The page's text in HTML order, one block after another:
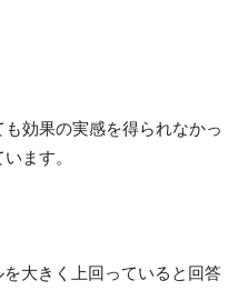
効果の実感を得られなかっ
ます。
大きく上回っている と回答